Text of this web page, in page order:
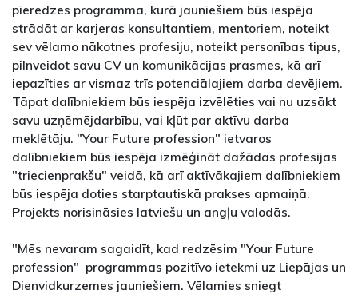
pieredzes programma, kurā jauniešiem būs iespēja
strādāt ar karjeras konsultantiem, mentoriem, noteikt
sev vēlamo nākotnes profesiju, noteikt personības tipus,
pilnveidot savu CV un komunikācijas prasmes, kā arī
iepazīties ar vismaz trīs potenciālajiem darba devējiem.
Tāpat dalībniekiem būs iespēja izvēlēties vai nu uzsākt
savu uzņēmējdarbību, vai kļūt par aktīvu darba
meklētāju. "Your Future profession" ietvaros
dalībniekiem būs iespēja izmēģināt dažādas profesijas
"triecienprakšu" veidā, kā arī aktīvākajiem dalībniekiem
būs iespēja doties starptautiskā prakses apmaiņā.
Projekts norisināsies latviešu un angļu valodās.
"Mēs nevaram sagaidīt, kad redzēsim "Your Future
profession" programmas pozitīvo ietekmi uz Liepājas un
Dienvidkurzemes jauniešiem. Vēlamies sniegt